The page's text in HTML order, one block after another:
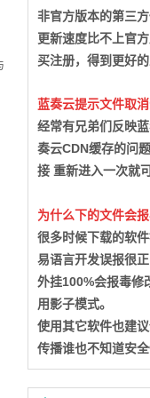
非官方版本的第三
更新速度比不上官
买注册，得到更好的
蓝奏云提示文件取
经常有兄弟们反映
奏云CDN缓存的问题
接 重新进入一次就
为什么下的文件会
很多时候下载的软
易语言开发误报很正
外挂100%会报毒修
用影子模式。
使用其它软件也建
传播谁也不知道安